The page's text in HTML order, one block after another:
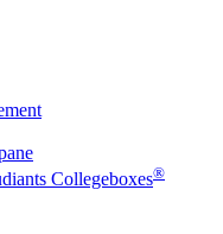
Collegeboxes®